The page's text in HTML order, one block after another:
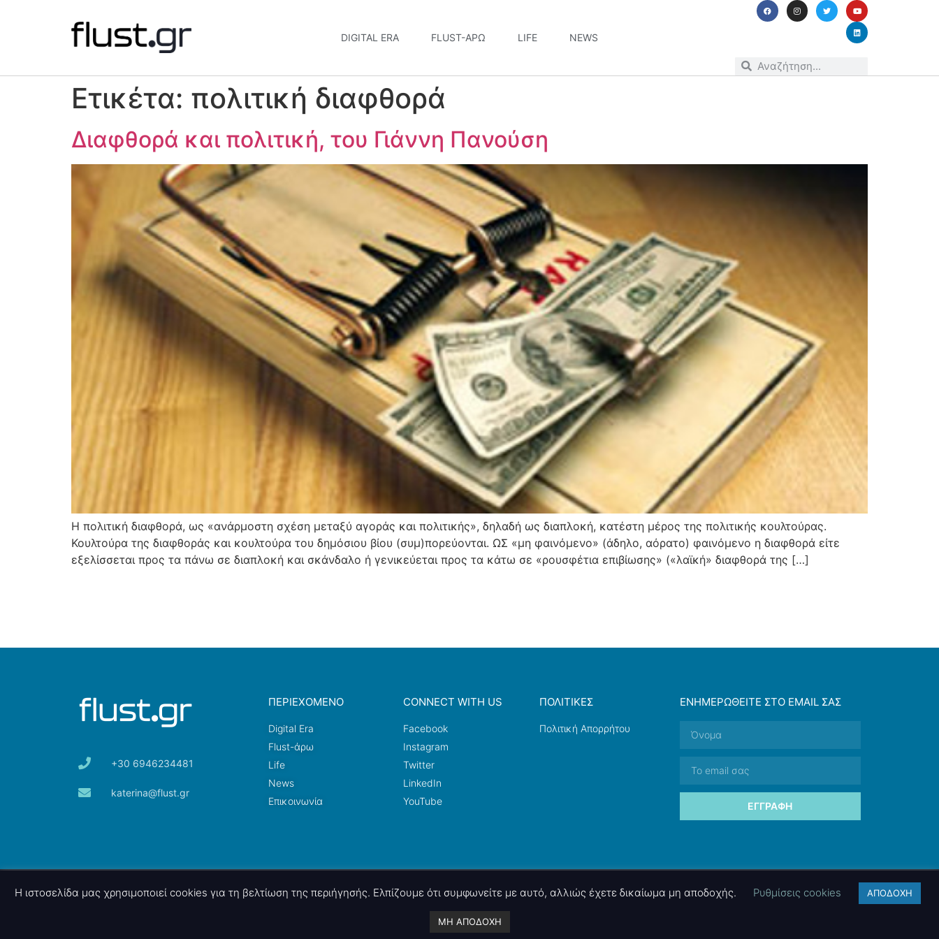
DIGITAL ERA FLUST-ΆΡΩ LIFE NEWS
Ετικέτα: πολιτική διαφθορά
Διαφθορά και πολιτική, του Γιάννη Πανούση
Η πολιτική διαφθορά, ως «ανάρμοστη σχέση μεταξύ αγοράς και πολιτικής», δηλαδή ως διαπλοκή, κατέστη μέρος της πολιτικής κουλτούρας.
Κουλτούρα της διαφθοράς και κουλτούρα του δημόσιου βίου (συμ)πορεύονται. ΩΣ «μη φαινόμενο» (άδηλο, αόρατο) φαινόμενο η διαφθορά είτε
εξελίσσεται προς τα πάνω σε διαπλοκή και σκάνδαλο ή γενικεύεται προς τα κάτω σε «ρουσφέτια επιβίωσης» («λαϊκή» διαφθορά της […]
+30 6946234481
katerina@flust.gr
ΠΕΡΙΕΧΟΜΕΝΟ
Digital Era
Flust-άρω
Life
News
Επικοινωνία
CONNECT WITH US
Facebook
Instagram
Twitter
LinkedIn
YouTube
ΠΟΛΙΤΙΚΕΣ
Πολιτική Απορρήτου
ΕΝΗΜΕΡΩΘΕΊΤΕ ΣΤΟ EMAIL ΣΑΣ
ΕΓΓΡΑΦΉ
© 2026 nettings, ltd. All rights reserved.
nettings, ltd . Powered by
Η ιστοσελίδα μας χρησιμοποιεί cookies για τη βελτίωση της περιήγησής. Ελπίζουμε ότι συμφωνείτε με αυτό, αλλιώς έχετε δικαίωμα μη αποδοχής. Ρυθμίσεις cookies ΑΠΟΔΟΧΗ
ΜΗ ΑΠΟΔΟΧΗ